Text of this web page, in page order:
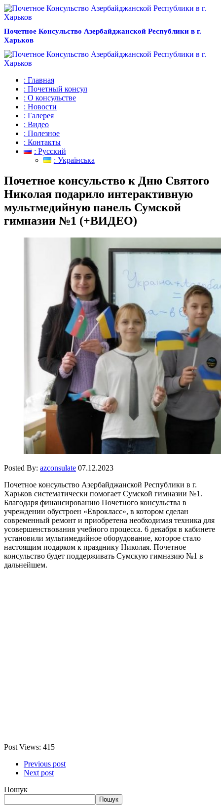
Почетное Консульство Азербайджанской Республики в г.
Харьков
: Главная
: Почетный консул
: О консульстве
: Новости
: Галерея
: Видео
: Полезное
: Контакты
: Русский
: Українська
Почетное консульство к Дню Святого
Николая подарило интерактивную
мультмедийную панель Сумской
гимназии №1 (+ВИДЕО)
Posted By: azconsulate 07.12.2023
Почетное консульство Азербайджанской Республики в г.
Харьков систематически помогает Сумской гимназии №1.
Благодаря финансированию Почетного консульства в
учреждении обустроен «Еврокласс», в котором сделан
современный ремонт и приобретена необходимая техника для
усовершенствования учебного процесса. 6 декабря в кабинете
установили мультимедийное оборудование, которое стало
настоящим подарком к празднику Николая. Почетное
консульство будет поддерживать Сумскую гимназию №1 в
дальнейшем.
Post Views: 415
Previous post
Next post
Пошук
Пошук